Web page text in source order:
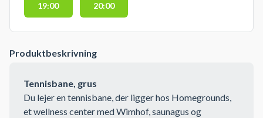
19:00 20:00
Produktbeskrivning
Tennisbane, grus
Du lejer en tennisbane, der ligger hos Homegrounds,
et wellness center med Wimhof, saunagus og